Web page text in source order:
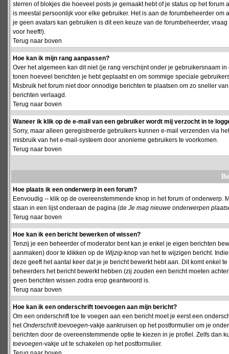
sterren of blokjes die hoeveel posts je gemaakt hebt of je status op het
is meestal persoonlijk voor elke gebruiker. Het is aan de forumbeheerder
je geen avatars kan gebruiken is dit een keuze van de forumbeheerder,
voor heeft!).
Terug naar boven
Hoe kan ik mijn rang aanpassen?
Over het algemeen kan dit niet (je rang verschijnt onder je gebruikersnaam
tonen hoeveel berichten je hebt geplaatst en om sommige speciale
Misbruik het forum niet door onnodige berichten te plaatsen om zo sneller
berichten verlaagd.
Terug naar boven
Waneer ik klik op de e-mail van een gebruiker wordt mij verzocht in te
Sorry, maar alleen geregistreerde gebruikers kunnen e-mail verzenden via
misbruik van het e-mail-systeem door anonieme gebruikers te voorkomen.
Terug naar boven
Hoe plaats ik een onderwerp in een forum?
Eenvoudig -- klik op de overeenstemmende knop in het forum of
staan in een lijst onderaan de pagina (de Je mag nieuwe onderwerpen
Terug naar boven
Hoe kan ik een bericht bewerken of wissen?
Tenzij je een beheerder of moderator bent kan je enkel je eigen berichten
aanmaken) door te klikken op de Wijzig-knop van het te wijzigen bericht.
deze geeft het aantal keer dat je je bericht bewerkt hebt aan. Dit komt enkel
beheerders het bericht bewerkt hebben (zij zouden een bericht moeten
geen berichten wissen zodra erop geantwoord is.
Terug naar boven
Hoe kan ik een onderschrift toevoegen aan mijn bericht?
Om een onderschrift toe te voegen aan een bericht moet je eerst een
hetOnderschrift toevoegen-vakje aankruisen op het postformulier om je
berichten door de overeenstemmende optie te kiezen in je profiel. Zelfs dan
toevoegen-vakje uit te schakelen op het postformulier.